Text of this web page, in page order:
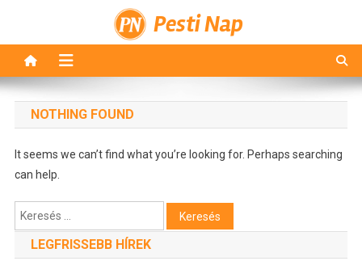
Pesti Nap
NOTHING FOUND
It seems we can’t find what you’re looking for. Perhaps searching
can help.
Keresés:
LEGFRISSEBB HÍREK